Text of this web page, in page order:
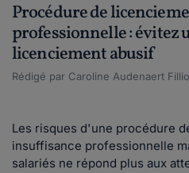
Procédure de
professionnelle : évitez
licenciement abusif
Rédigé par Caroline Audenaert
Les risques d'une procédure
insuffisance professionnelle
salariés ne répond plus aux